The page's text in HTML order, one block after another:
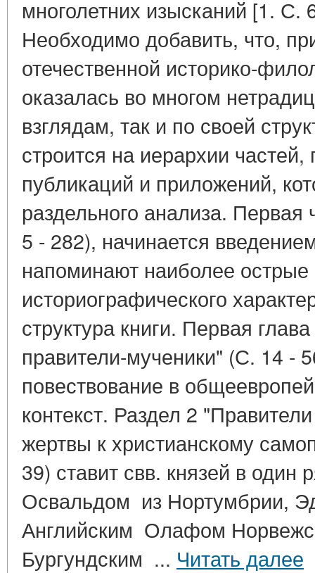
многолетних изысканий [1. С.
Необходимо добавить, что,
отечественной историко-
оказалась во многом
взглядам, так и по своей
строится на иерархии частей,
публикаций и приложений,
раздельного анализа.
5 - 282), начинается
напоминают наиболее
историографического
структура книги. Первая
правители-мученики" (С. 14 -
повествование в
контекст. Раздел 2
жертвы к христианскому
39) ставит свв. князей в
Освальдом из Нортумбрии,
Английским Олафом
Бургундским ... Читать далее